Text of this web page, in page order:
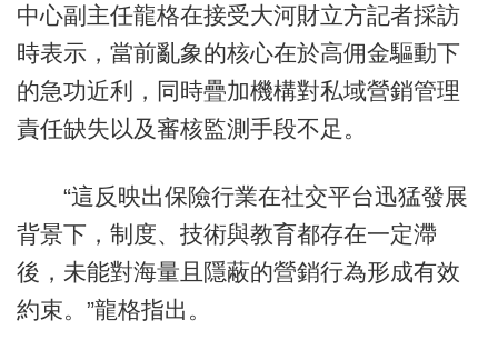
中心副主任龍格在接受大河財立方記者採訪
時表示，當前亂象的核心在於高佣金驅動下
的急功近利，同時疊加機構對私域營銷管理
責任缺失以及審核監測手段不足。
“這反映出保險行業在社交平台迅猛發展
背景下，制度、技術與教育都存在一定滯
後，未能對海量且隱蔽的營銷行為形成有效
約束。”龍格指出。